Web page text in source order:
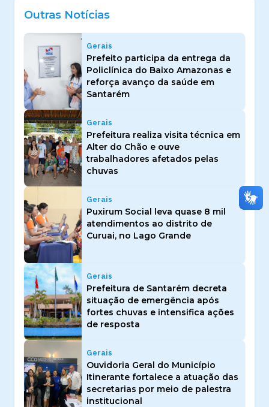
Outras Notícias
Gerais
Prefeito participa da entrega da
Policlínica do Baixo Amazonas e
reforça avanço da saúde em
Santarém
Gerais
Prefeitura realiza visita técnica em
Alter do Chão e ouve
trabalhadores afetados pelas
chuvas
Gerais
Puxirum Social leva quase 8 mil
atendimentos ao distrito de
Curuai, no Lago Grande
Gerais
Prefeitura de Santarém decreta
situação de emergência após
fortes chuvas e intensifica ações
de resposta
Gerais
Ouvidoria Geral do Município
Itinerante fortalece a atuação das
secretarias por meio de palestra
institucional